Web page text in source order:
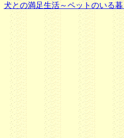
犬との満足生活～ペットのいる